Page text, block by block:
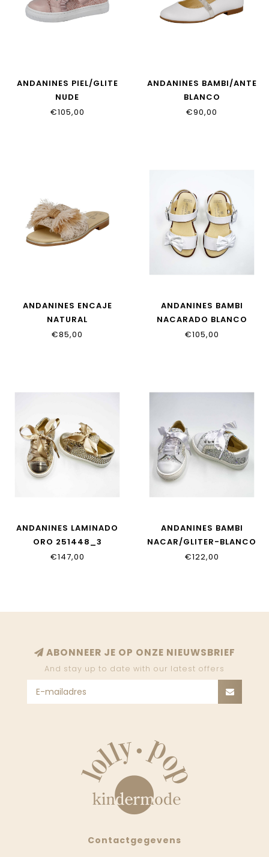
ANDANINES PIEL/GLITE
NUDE
€105,00
ANDANINES BAMBI/ANTE
BLANCO
€90,00
ANDANINES ENCAJE
NATURAL
€85,00
ANDANINES BAMBI
NACARADO BLANCO
251503_6
€105,00
ANDANINES LAMINADO
ORO 251448_3
€147,00
ANDANINES BAMBI
NACAR/GLITER-BLANCO
212755_8
€122,00
ABONNEER JE OP ONZE NIEUWSBRIEF
And stay up to date with our latest offers
Contactgegevens